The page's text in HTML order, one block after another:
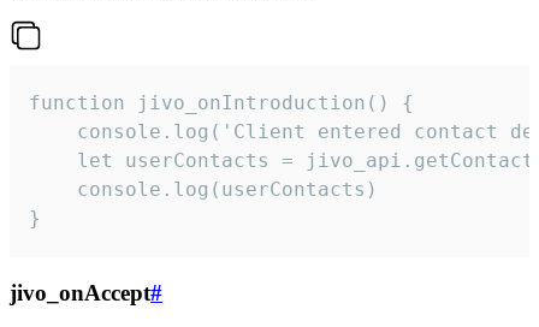
function jivo_onIntroduction() {
console.log('Client entered contact
let userContacts =
    console.log(userContacts)
}
jivo_onAccept#